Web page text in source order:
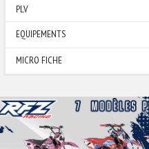
PLV
EQUIPEMENTS
MICRO FICHE